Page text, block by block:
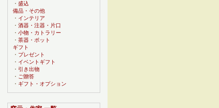
・ 盛込
備品・その他
・ インテリア
・ 酒器・注器・片口
・ 小物・カトラリー
・ 茶器・ポット
ギフト
・ プレゼント
・ イベントギフト
・ 引き出物
・ ご贈答
・ ギフト・オプション